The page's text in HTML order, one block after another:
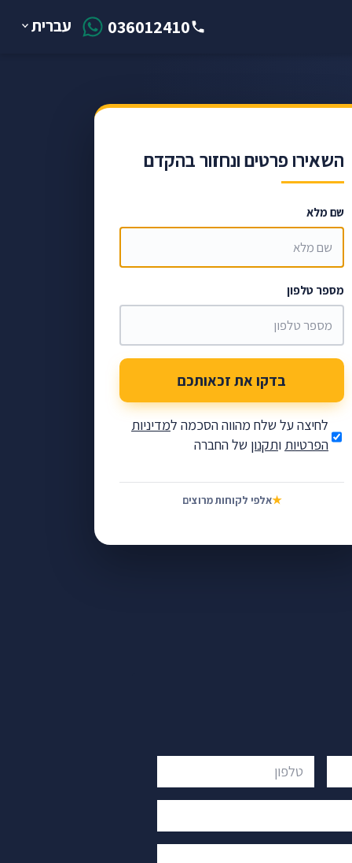
036012410 עברית
השאירו פרטים ונחזור בהקדם
שם מלא
מספר טלפון
בדקו את זכאותכם
לחיצה על שלח מהווה הסכמה למדיניות
הפרטיות ותקנון של החברה
★אלפי לקוחות מרוצים
טלפון